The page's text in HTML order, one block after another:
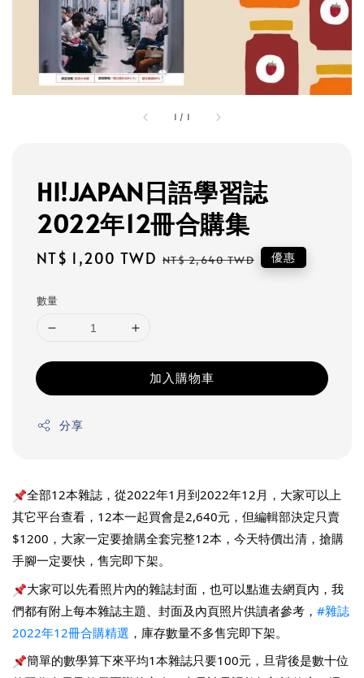
1 / 1
HI!JAPAN日語學習誌
2022年12冊合購集
Sale
NT$ 1,200 TWD Regular
NT$ 2,640 TWD 優惠
數量
加入購物車
分享
全部12本雜誌，從2022年1月到2022年12月，大家可以上
其它平台查看，12本一起買會是2,640元，但編輯部決定只賣
$1200，大家一定要搶購全套完整12本，今天特價出清，搶購
手腳一定要快，售完即下架。
大家可以先看照片內的雜誌封面，也可以點進去網頁內，我
們都有附上每本雜誌主題、封面及內頁照片供讀者參考， #雜誌
2022年12冊合購精選 ，庫存數量不多售完即下架。
簡單的數學算下來平均1本雜誌只要100元，旦背後是數十位